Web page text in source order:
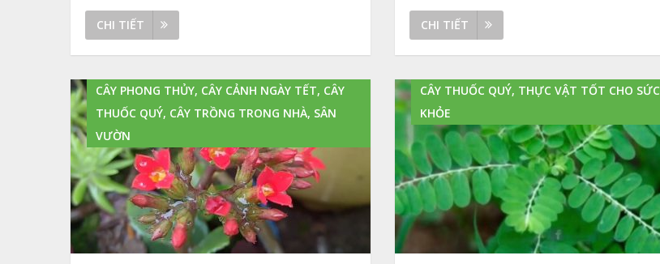
CHI TIẾT CHI TIẾT
CÂY PHONG THỦY, CÂY CẢNH NGÀY TẾT, CÂY
THUỐC QUÝ, CÂY TRỒNG TRONG NHÀ, SÂN
VƯỜN
CÂY THUỐC QUÝ, THỰC VẬT TỐT CHO SỨC
KHỎE